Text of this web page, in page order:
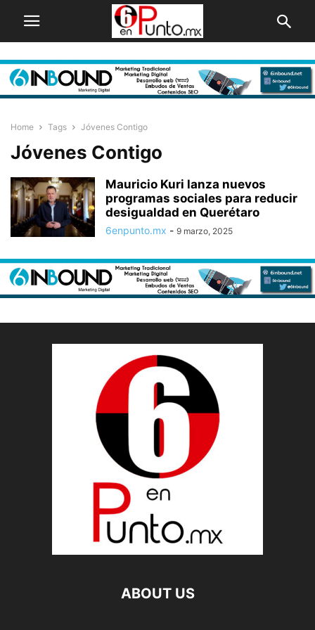
Home Tags Jóvenes Contigo
Jóvenes Contigo
Mauricio Kuri lanza nuevos
programas sociales para reducir
desigualdad en Querétaro
6enpunto.mx - 9 marzo, 2025
ABOUT US